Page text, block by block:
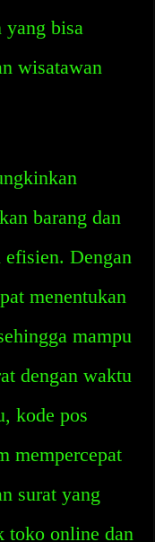
yang bisa
wisatawan
barang dan
efisien. Dengan
menentukan
mampu
dengan waktu
kode pos
mempercepat
surat yang
toko online dan